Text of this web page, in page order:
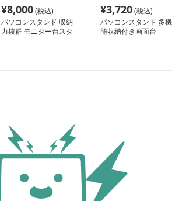
¥8,000(税込)
パソコンスタンド 収納
力抜群 モニター台スタ
¥3,720(税込)
パソコンスタンド 多機
能収納付き画面台